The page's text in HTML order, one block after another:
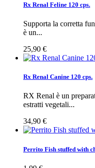
Rx Renal Feline 120 cps.
Supporta la corretta
è un...
25,90 €
Rx Renal Canine 120 cps.
RX Renal è un
estratti vegetali...
34,90 €
Perrito Fish stuffed with